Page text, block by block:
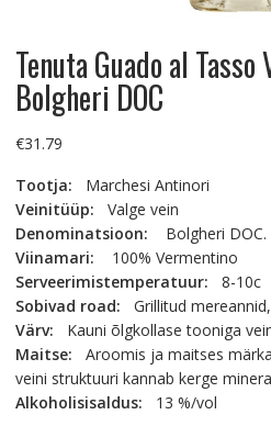
Tenuta Guado al
Bolgheri DOC
€31.79
Tootja: Marchesi Antinori
Veinitüüp: Valge vein
Denominatsioon: Bolgheri DOC.
Viinamari: 100% Vermentino
Serveerimistemperatuur: 8-10c
Sobivad road: Grillitud
Värv: Kauni õlgkollase tooniga
Maitse: Aroomis ja maitses
veini struktuuri kannab kerge
Alkoholisisaldus: 13 %/vol